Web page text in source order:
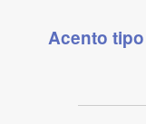
Acento